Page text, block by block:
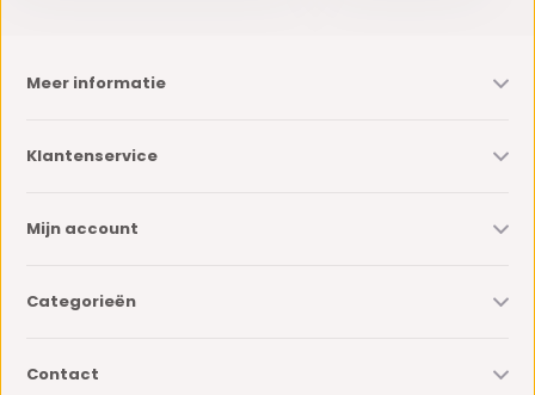
Meer informatie
Klantenservice
Mijn account
Categorieën
Contact